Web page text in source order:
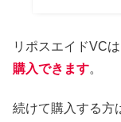
リポスエイドVCは
購入できます。
続けて購入する方